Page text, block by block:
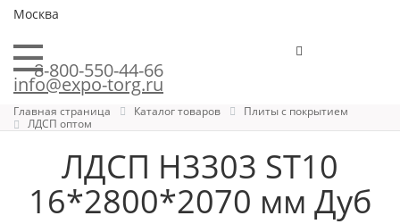
Москва
8-800-550-44-66
info@expo-torg.ru
Главная страница Каталог товаров
Плиты с покрытием
ЛДСП оптом
ЛДСП H3303 ST10
16*2800*2070 мм Дуб